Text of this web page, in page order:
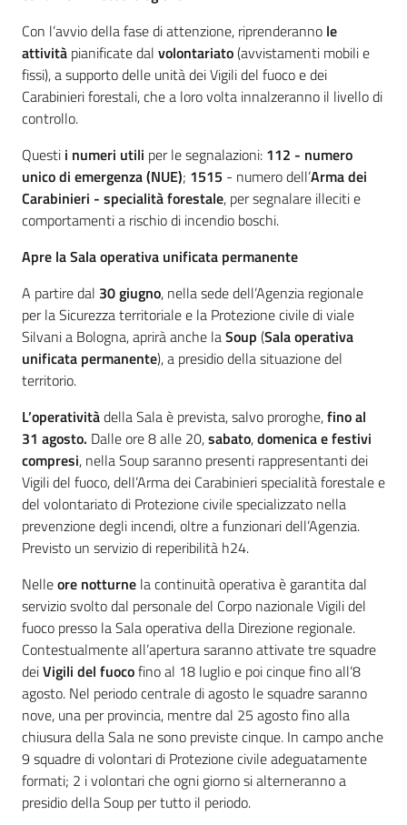
Con l’avvio della fase di attenzione, riprenderanno le
attività pianificate dal volontariato(avvistamenti mobili e
fissi), a supporto delle unità dei Vigili del fuoco e dei
Carabinieri forestali, che a loro volta innalzeranno il livello di
controllo.
Questi i numeri utili per le segnalazioni: 112 - numero
unico di emergenza (NUE); 1515 - numero dell’Arma dei
Carabinieri - specialitàforestale, per segnalare illeciti e
comportamenti a rischio di incendio boschi.
Apre la Sala operativa unificata permanente
A partire dal 30 giugno, nella sede dell’Agenzia regionale
per la Sicurezza territoriale e la Protezione civile di viale
Silvani a Bologna, aprirà anche laSoup (Sala operativa
unificata permanente), a presidio della situazione del
territorio.
L’operativitàdella Sala è prevista, salvo proroghe,fino al
31 agosto. Dalle ore 8 alle 20,sabato,domenica e festivi
compresi, nella Soup saranno presenti rappresentanti dei
Vigili del fuoco, dell’Arma dei Carabinieri specialità forestale e
del volontariato di Protezione civile specializzato nella
prevenzione degli incendi, oltre a funzionari dell’Agenzia.
Previsto un servizio di reperibilità h24.
Nelleore notturne la continuità operativa è garantita dal
servizio svolto dal personale del Corpo nazionale Vigili del
fuoco presso la Sala operativa della Direzione regionale.
Contestualmente all’apertura saranno attivate tre squadre
deiVigili del fuocofino al 18 luglio e poi cinque fino all’8
agosto. Nel periodo centrale di agosto le squadre saranno
nove, una per provincia, mentre dal 25 agosto fino alla
chiusura della Sala ne sono previste cinque. In campo anche
9 squadre di volontari di Protezione civile adeguatamente
formati; 2 i volontari che ogni giorno si alterneranno a
presidio della Soup per tutto il periodo.